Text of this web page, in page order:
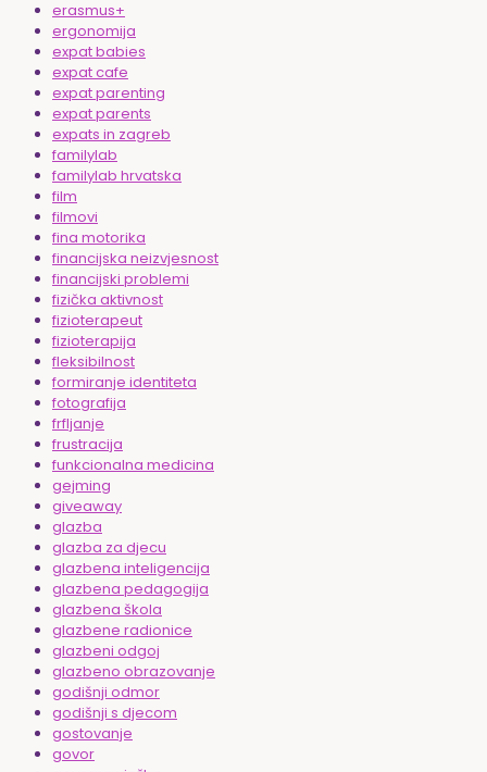
erasmus+
ergonomija
expat babies
expat cafe
expat parenting
expat parents
expats in zagreb
familylab
familylab hrvatska
film
filmovi
fina motorika
financijska neizvjesnost
financijski problemi
fizička aktivnost
fizioterapeut
fizioterapija
fleksibilnost
formiranje identiteta
fotografija
frfljanje
frustracija
funkcionalna medicina
gejming
giveaway
glazba
glazba za djecu
glazbena inteligencija
glazbena pedagogija
glazbena škola
glazbene radionice
glazbeni odgoj
glazbeno obrazovanje
godišnji odmor
godišnji s djecom
gostovanje
govor